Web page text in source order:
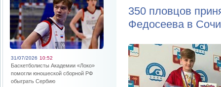
31/07/2026 10:52
Баскетболисты Академии «Локо»
помогли юношеской сборной РФ
обыграть Сербию
350 пловцов
Федосеева в Сочи